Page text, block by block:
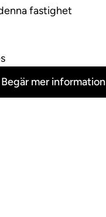
fastighet
Begär mer information